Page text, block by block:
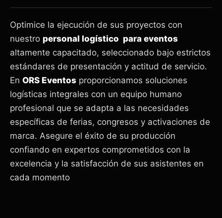
Optimice la ejecución de sus proyectos con
nuestro personal logístico para eventos
altamente capacitado, seleccionado bajo estrictos
estándares de presentación y actitud de servicio.
En ORS Eventos proporcionamos soluciones
logísticas integrales con un equipo humano
profesional que se adapta a las necesidades
específicas de ferias, congresos y activaciones de
marca. Asegure el éxito de su producción
confiando en expertos comprometidos con la
excelencia y la satisfacción de sus asistentes en
cada momento